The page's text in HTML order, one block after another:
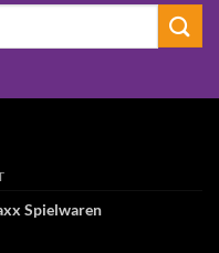
Spielwaren